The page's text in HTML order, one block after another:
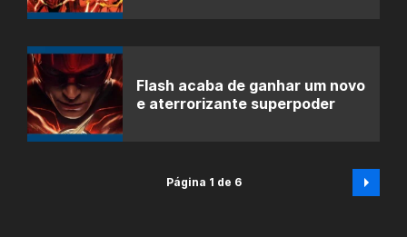
Flash acaba de ganhar um novo
e aterrorizante superpoder
Página 1 de 6